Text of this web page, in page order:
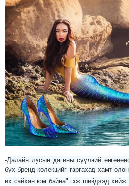
ТӨВСИЙН
ТОДОТГОЛЫН
ЭРГЭН
ТОЙРОНД
ЕРӨНХИЙЛӨГЧИЙН
СОНГУУЛИЙН
ЭРГЭН
ТОЙРОНД
29
ДҮГЭЭР
СУРГУУЛИЙН
ЭРГЭН
ТОЙРОНД
ЗӨРЧЛИЙН
ХУУЛИЙН
-Далайн лусын дагины сүүлний
бүх бренд колекцийг гаргахад хамт
их сайхан юм байна" гэж шийдээд хийж